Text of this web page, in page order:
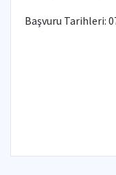
Başvuru Tarihleri: